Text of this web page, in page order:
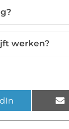
werken?